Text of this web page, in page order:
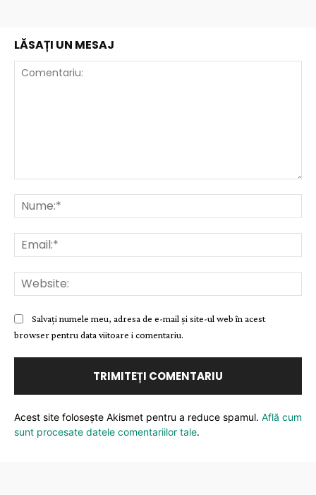
LĂSAȚI UN MESAJ
Salvați numele meu, adresa de e-mail și site-ul web în acest
browser pentru data viitoare i comentariu.
Acest site folosește Akismet pentru a reduce spamul. Află cum
sunt procesate datele comentariilor tale.